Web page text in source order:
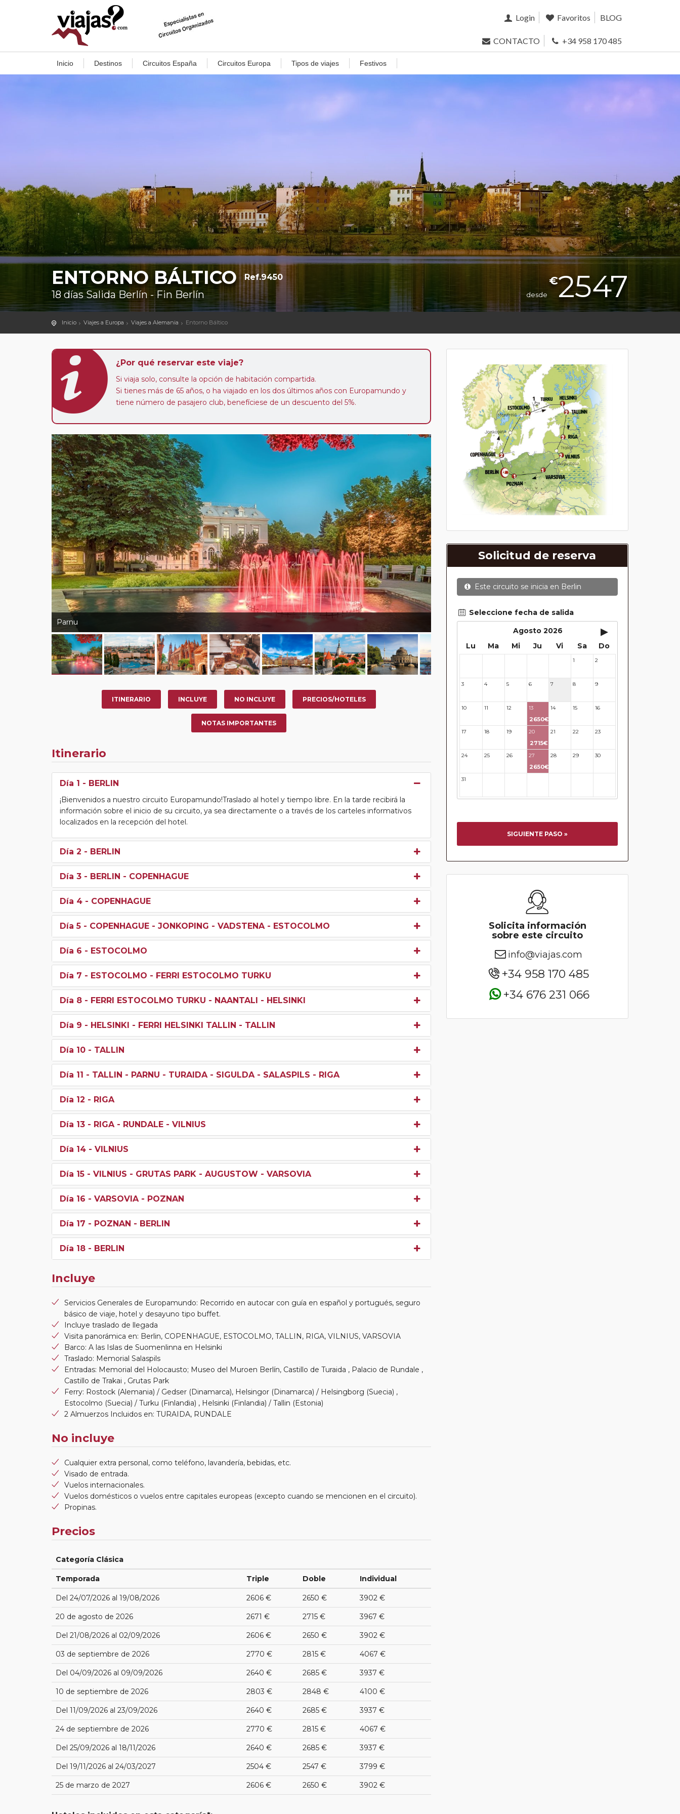
Login Favoritos BLOG
CONTACTO +34 958 170 485
Inicio Destinos Circuitos España Circuitos Europa Tipos de viajes Festivos
ENTORNO BÁLTICO Ref.9450
18 días Salida Berlín - Fin Berlín desde
€2547
Inicio Viajes a Europa Viajes a Alemania Entorno Báltico
¿Por qué reservar este viaje?
Si viaja solo, consulte la opción de habitación compartida.
Si tienes más de 65 años, o ha viajado en los dos últimos años con Europamundo y
tiene número de pasajero club, benefíciese de un descuento del 5%.
Parnu
ITINERARIO INCLUYE NO INCLUYE PRECIOS/HOTELES
NOTAS IMPORTANTES
Itinerario
Día 1 - BERLIN
¡Bienvenidos a nuestro circuito Europamundo!Traslado al hotel y tiempo libre. En la tarde recibirá la
información sobre el inicio de su circuito, ya sea directamente o a través de los carteles informativos
localizados en la recepción del hotel.
Día 2 - BERLIN
Día 3 - BERLIN - COPENHAGUE
Día 4 - COPENHAGUE
Día 5 - COPENHAGUE - JONKOPING - VADSTENA - ESTOCOLMO
Día 6 - ESTOCOLMO
Día 7 - ESTOCOLMO - FERRI ESTOCOLMO TURKU
Día 8 - FERRI ESTOCOLMO TURKU - NAANTALI - HELSINKI
Día 9 - HELSINKI - FERRI HELSINKI TALLIN - TALLIN
Día 10 - TALLIN
Día 11 - TALLIN - PARNU - TURAIDA - SIGULDA - SALASPILS - RIGA
Día 12 - RIGA
Día 13 - RIGA - RUNDALE - VILNIUS
Día 14 - VILNIUS
Día 15 - VILNIUS - GRUTAS PARK - AUGUSTOW - VARSOVIA
Día 16 - VARSOVIA - POZNAN
Día 17 - POZNAN - BERLIN
Día 18 - BERLIN
Incluye
Servicios Generales de Europamundo: Recorrido en autocar con guía en español y portugués, seguro
básico de viaje, hotel y desayuno tipo buffet.
Incluye traslado de llegada
Visita panorámica en: Berlin, COPENHAGUE, ESTOCOLMO, TALLIN, RIGA, VILNIUS, VARSOVIA
Barco: A las Islas de Suomenlinna en Helsinki
Traslado: Memorial Salaspils
Entradas: Memorial del Holocausto; Museo del Muroen Berlín, Castillo de Turaida , Palacio de Rundale ,
Castillo de Trakai , Grutas Park
Ferry: Rostock (Alemania) / Gedser (Dinamarca), Helsingor (Dinamarca) / Helsingborg (Suecia) ,
Estocolmo (Suecia) / Turku (Finlandia) , Helsinki (Finlandia) / Tallin (Estonia)
2 Almuerzos Incluidos en: TURAIDA, RUNDALE
No incluye
Cualquier extra personal, como teléfono, lavandería, bebidas, etc.
Visado de entrada.
Vuelos internacionales.
Vuelos domésticos o vuelos entre capitales europeas (excepto cuando se mencionen en el circuito).
Propinas.
Precios
Categoría Clásica
Temporada Triple Doble Individual
Del 24/07/2026 al 19/08/2026 2606 € 2650 € 3902 €
20 de agosto de 2026 2671 € 2715 € 3967 €
Del 21/08/2026 al 02/09/2026 2606 € 2650 € 3902 €
03 de septiembre de 2026 2770 € 2815 € 4067 €
Del 04/09/2026 al 09/09/2026 2640 € 2685 € 3937 €
10 de septiembre de 2026 2803 € 2848 € 4100 €
Del 11/09/2026 al 23/09/2026 2640 € 2685 € 3937 €
24 de septiembre de 2026 2770 € 2815 € 4067 €
Del 25/09/2026 al 18/11/2026 2640 € 2685 € 3937 €
Del 19/11/2026 al 24/03/2027 2504 € 2547 € 3799 €
25 de marzo de 2027 2606 € 2650 € 3902 €
Solicitud de reserva
Este circuito se inicia en Berlin
Seleccione fecha de salida
Agosto 2026
▸
Lu Ma Mi Ju Vi Sa Do
1 2
3 4 5 6 7 8 9
10 11 12 13
2650€
14 15 16
17 18 19 20
2715€
21 22 23
24 25 26 27
2650€
28 29 30
31
SIGUIENTE PASO »
Solicita información
sobre este circuito
info@viajas.com
+34 958 170 485
+34 676 231 066